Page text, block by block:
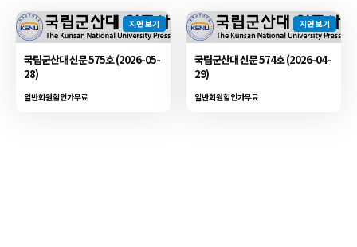
지면 보기
국립군산대 신문 575호 (2026-05-
28)
일반회원할인가무료
지면 보기
국립군산대 신문 574호 (2026-04-
29)
일반회원할인가무료